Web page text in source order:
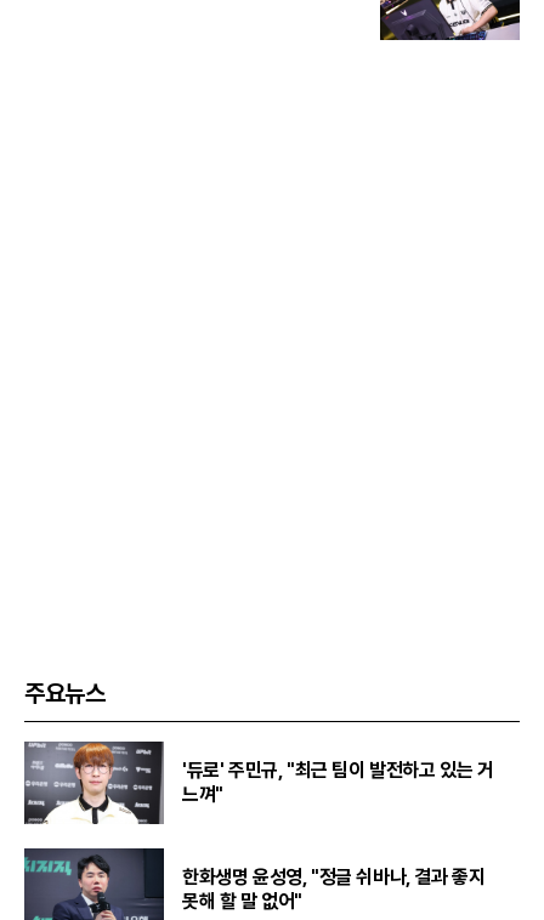
주요뉴스
'듀로' 주민규, "최근 팀이 발전하고 있는 거
느껴"
한화생명 윤성영, "정글 쉬바나, 결과 좋지
못해 할 말 없어"